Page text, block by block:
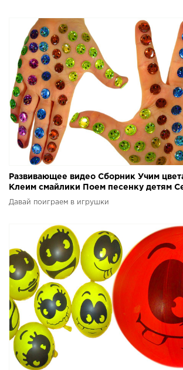
Развивающее видео Сборник Учим
Клеим смайлики Поем песенку детям
Давай поиграем в игрушки